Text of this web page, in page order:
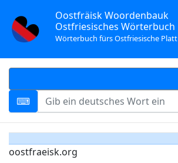
Oostfräisk Woordenbauk
Ostfriesisches Wörterbuch
Wörterbuch fürs Ostfriesische Platt
oostfraeisk.org